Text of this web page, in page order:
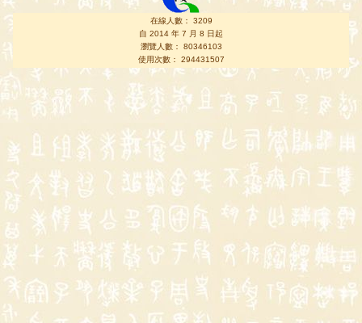
在線人數： 3209
自 2014 年 7 月 8 日起
瀏覽人數： 80346103
使用次數： 294431507